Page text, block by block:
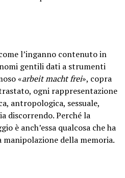
l’inganno contenuto in
gentili dati a strumenti
«arbeit macht frei», copra
ogni rappresentazione
antropologica, sessuale,
discorrendo. Perché la
è anch’essa qualcosa che ha
della memoria.